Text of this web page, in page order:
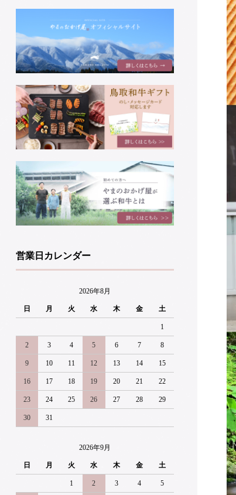
営業日カレンダー
2026年8月
日 月 火 水 木 金 土
1
2 3 4 5 6 7 8
9 10 11 12 13 14 15
16 17 18 19 20 21 22
23 24 25 26 27 28 29
30 31
2026年9月
日 月 火 水 木 金 土
1 2 3 4 5